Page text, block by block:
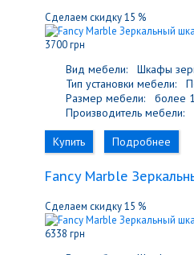
Сделаем скидку 15 %
3700 грн
Вид мебели:
Шкафы
Тип установки мебели:
Размер мебели:
более
Производитель мебели:
Купить
Подробнее
Fancy Marble
Сделаем скидку 15 %
6338 грн